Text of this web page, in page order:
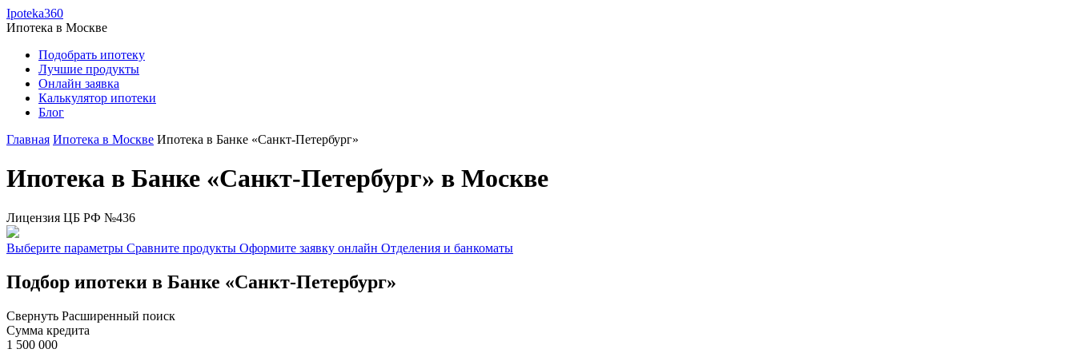
Ipoteka360
Ипотека в Москве
Подобрать ипотеку
Лучшие продукты
Онлайн заявка
Калькулятор ипотеки
Блог
Главная Ипотека в Москве Ипотека в Банке «Санкт-Петербург»
Ипотека в Банке «Санкт-Петербург» в Москве
Лицензия ЦБ РФ №436
Выберите параметры Сравните продукты Оформите заявку онлайн Отделения и банкоматы
Подбор ипотеки в Банке «Санкт-Петербург»
Свернуть Расширенный поиск
Сумма кредита
1 500 000